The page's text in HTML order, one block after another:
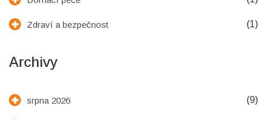
Zdraví a bezpečnost (1)
Archivy
srpna 2026 (9)